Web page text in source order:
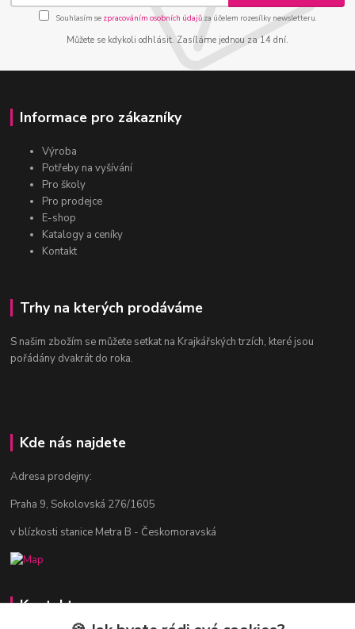
Souhlasím se zpracováním osobních údajůza účelem rozesílky newsletteru.
Můžete se kdykoli odhlásit. Zasíláme jednou za 14 dní.
Informace pro zákazníky
Výroba
Potřeby na vyšívání
Pro školy
Pro prodejce
E-shop
Katalogy a ceníky
Kontakt
Trhy na kterých prodáváme
S našim zbožím se můžete setkat na Krajkářských trzích, které jsou
pořádány dvakrát do roka.
Kde nás najdete
Adresa prodejny:
Praha 9, Sokolovská 276/1605
v blízkosti stanice Metra B - Českomoravská
Kontakty